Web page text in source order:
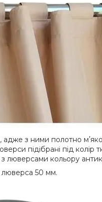
з ними полотно
підібрані під
люверсами кольору
люверса 50 мм.